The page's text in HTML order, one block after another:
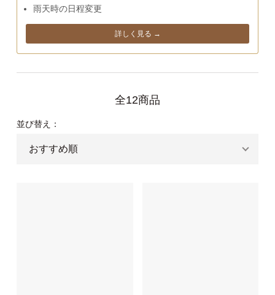
雨天時の日程変更
詳しく見る →
全12商品
並び替え：